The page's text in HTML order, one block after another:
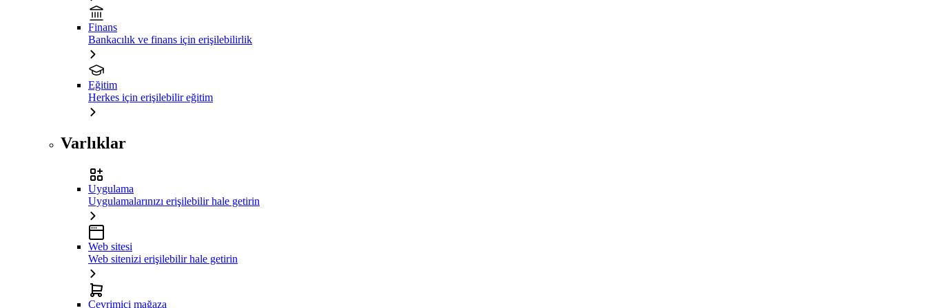
Finans
Bankacılık ve finans için erişilebilirlik
Eğitim
Herkes için erişilebilir eğitim
Varlıklar
Uygulama
Uygulamalarınızı erişilebilir hale getirin
Web sitesi
Web sitenizi erişilebilir hale getirin
Çevrimiçi mağaza